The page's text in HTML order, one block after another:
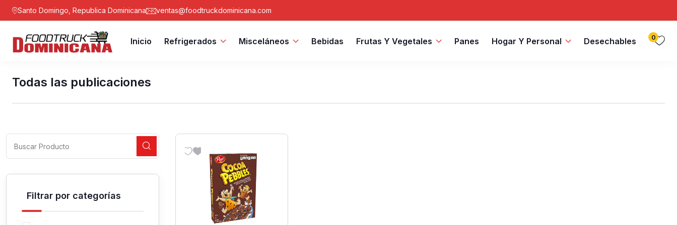
Santo Domingo, Republica Dominicana ventas@foodtruckdominicana.com
Inicio Refrigerados Misceláneos Bebidas Frutas Y Vegetales Panes Hogar Y Personal Desechables 0
Todas las publicaciones
Filtrar por categorías